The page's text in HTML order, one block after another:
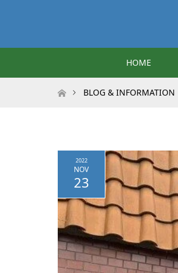
HOME
ホームBLOG & INFORMATION
2022
NOV
23